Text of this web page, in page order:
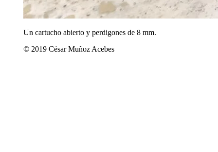
Un cartucho abierto y perdigones de 8 mm.
© 2019 César Muñoz Acebes